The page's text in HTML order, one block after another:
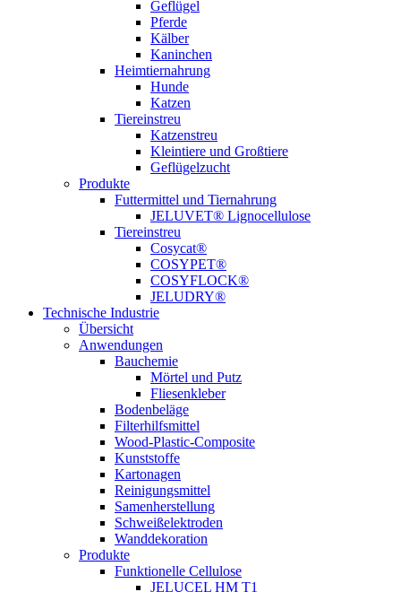
Geflügel
Pferde
Kälber
Kaninchen
Heimtiernahrung
Hunde
Katzen
Tiereinstreu
Katzenstreu
Kleintiere und Großtiere
Geflügelzucht
Produkte
Futtermittel und Tiernahrung
JELUVET® Lignocellulose
Tiereinstreu
Cosycat®
COSYPET®
COSYFLOCK®
JELUDRY®
Technische Industrie
Übersicht
Anwendungen
Bauchemie
Mörtel und Putz
Fliesenkleber
Bodenbeläge
Filterhilfsmittel
Wood-Plastic-Composite
Kunststoffe
Kartonagen
Reinigungsmittel
Samenherstellung
Schweißelektroden
Wanddekoration
Produkte
Funktionelle Cellulose
JELUCEL HM T1